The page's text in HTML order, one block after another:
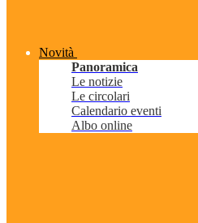
Novità
Panoramica
Le notizie
Le circolari
Calendario eventi
Albo online